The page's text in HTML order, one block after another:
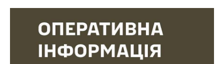
Політика
Соціум